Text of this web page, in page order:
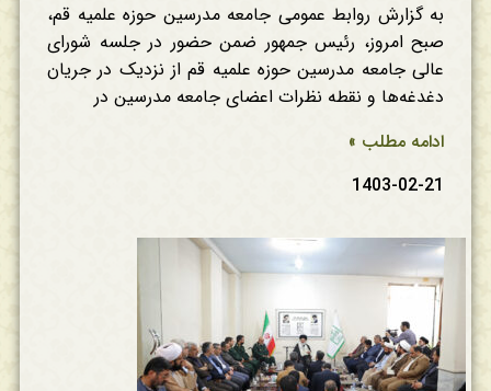
به گزارش روابط عمومی جامعه مدرسین حوزه علمیه قم،
صبح امروز، رئیس جمهور ضمن حضور در جلسه شورای
عالی جامعه مدرسین حوزه علمیه قم از نزدیک در جریان
دغدغه‌ها و نقطه نظرات اعضای جامعه مدرسین در
ادامه مطلب »
1403-02-21